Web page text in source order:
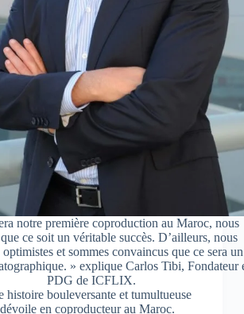
notre première coproduction au Maroc, nous
ce soit un véritable succès. D’ailleurs, nous
optimistes et sommes convaincus que ce sera un
» explique Carlos Tibi, Fondateur
PDG de ICFLIX.
histoire bouleversante et tumultueuse
en coproducteur au Maroc.